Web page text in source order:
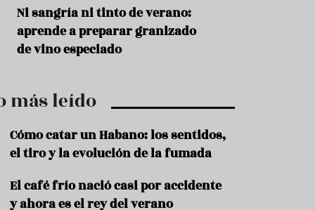
t
o
m
R
e
Ni sangría ni tinto de verano:
aprende a preparar granizado
de vino especiado
más leído
Cómo catar un Habano: los sentidos,
el tiro y la evolución de la fumada
El café frío nació casi por accidente
y ahora es el rey del verano